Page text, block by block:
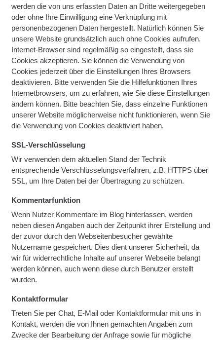
werden die von uns erfassten Daten an Dritte weitergegeben
oder ohne Ihre Einwilligung eine Verknüpfung mit
personenbezogenen Daten hergestellt. Natürlich können Sie
unsere Website grundsätzlich auch ohne Cookies aufrufen.
Internet-Browser sind regelmäßig so eingestellt, dass sie
Cookies akzeptieren. Sie können die Verwendung von
Cookies jederzeit über die Einstellungen Ihres Browsers
deaktivieren. Bitte verwenden Sie die Hilfefunktionen Ihres
Internetbrowsers, um zu erfahren, wie Sie diese Einstellungen
ändern können. Bitte beachten Sie, dass einzelne Funktionen
unserer Website möglicherweise nicht funktionieren, wenn Sie
die Verwendung von Cookies deaktiviert haben.
SSL-Verschlüsselung
Wir verwenden dem aktuellen Stand der Technik
entsprechende Verschlüsselungsverfahren, z.B. HTTPS über
SSL, um Ihre Daten bei der Übertragung zu schützen.
Kommentarfunktion
Wenn Nutzer Kommentare im Blog hinterlassen, werden
neben diesen Angaben auch der Zeitpunkt ihrer Erstellung und
der zuvor durch den Webseitenbesucher gewählte
Nutzername gespeichert. Dies dient unserer Sicherheit, da
wir für widerrechtliche Inhalte auf unserer Webseite belangt
werden können, auch wenn diese durch Benutzer erstellt
wurden.
Kontaktformular
Treten Sie per Chat, E-Mail oder Kontaktformular mit uns in
Kontakt, werden die von Ihnen gemachten Angaben zum
Zwecke der Bearbeitung der Anfrage sowie für mögliche